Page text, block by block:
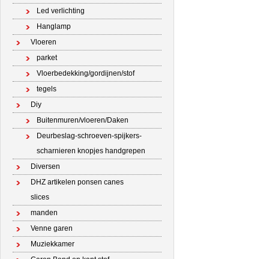
Led verlichting
Hanglamp
Vloeren
parket
Vloerbedekking/gordijnen/stof
tegels
Diy
Buitenmuren/vloeren/Daken
Deurbeslag-schroeven-spijkers-
scharnieren knopjes handgrepen
Diversen
DHZ artikelen ponsen canes
slices
manden
Venne garen
Muziekkamer